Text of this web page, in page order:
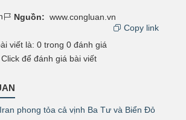
Nguồn: www.congluan.vn
Copy link
viết là: 0 trong 0 đánh giá
Click để đánh giá bài viết
phong tỏa cả vịnh Ba Tư và Biển Đỏ